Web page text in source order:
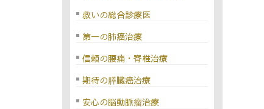
救いの総合診療医
第一の肺癌治療
信頼の腰痛・脊椎治療
期待の膵臓癌治療
安心の脳動脈瘤治療